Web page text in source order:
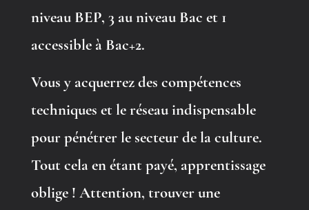
niveau BEP, 3 au niveau Bac et 1
accessible à Bac+2.
Vous y acquerrez des compétences
techniques et le réseau indispensable
pour pénétrer le secteur de la culture.
Tout cela en étant payé, apprentissage
oblige ! Attention, trouver une